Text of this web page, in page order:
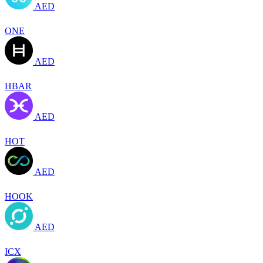
AED
ONE
AED
HBAR
AED
HOT
AED
HOOK
AED
ICX